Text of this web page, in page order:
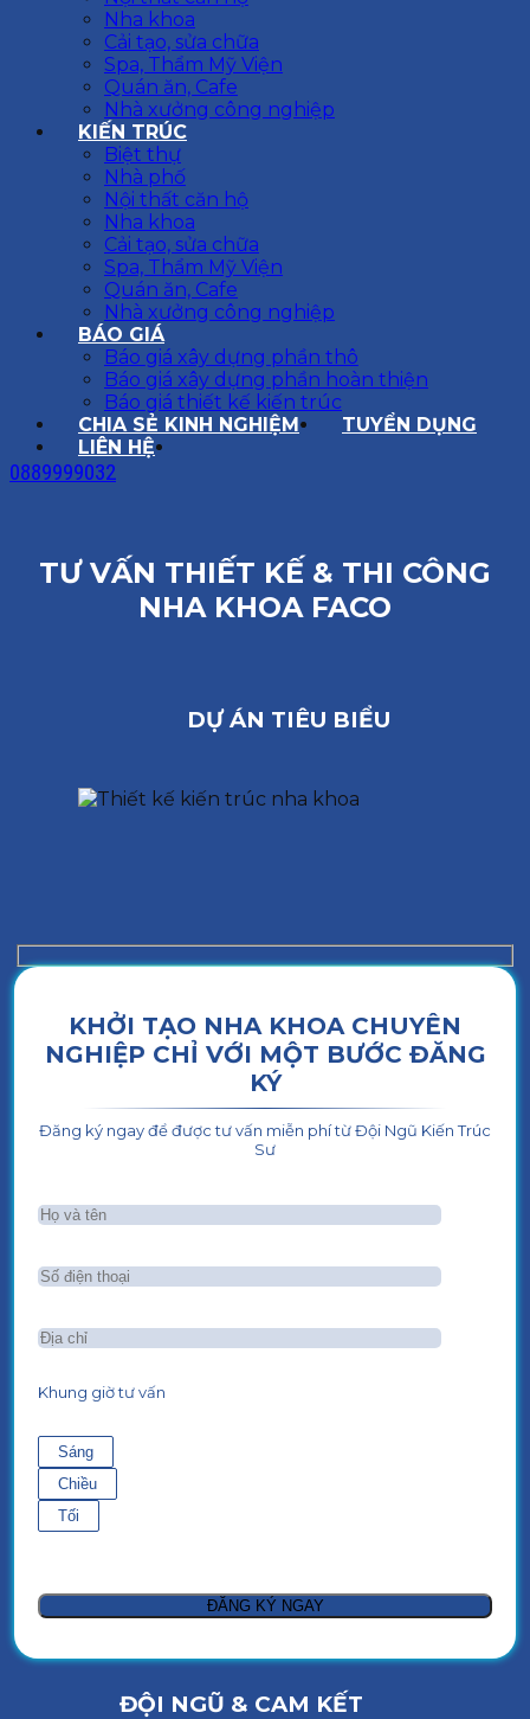
Nha khoa
Cải tạo, sửa chữa
Spa, Thẩm Mỹ Viện
Quán ăn, Cafe
Nhà xưởng công nghiệp
KIẾN TRÚC
Biệt thự
Nhà phố
Nội thất căn hộ
Nha khoa
Cải tạo, sửa chữa
Spa, Thẩm Mỹ Viện
Quán ăn, Cafe
Nhà xưởng công nghiệp
BÁO GIÁ
Báo giá xây dựng phần thô
Báo giá xây dựng phần hoàn thiện
Báo giá thiết kế kiến trúc
CHIA SẺ KINH NGHIỆM
TUYỂN DỤNG
LIÊN HỆ
0889999032
TƯ VẤN THIẾT KẾ & THI CÔNG
NHA KHOA FACO
DỰ ÁN TIÊU BIỂU
KHỞI TẠO NHA KHOA CHUYÊN
NGHIỆP CHỈ VỚI MỘT BƯỚC ĐĂNG
KÝ
Đăng ký ngay để được tư vấn miễn phí từ Đội Ngũ Kiến Trúc
Sư
Khung giờ tư vấn
Sáng
Chiều
Tối
ĐỘI NGŨ & CAM KẾT